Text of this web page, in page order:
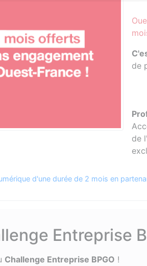
de
de
d'une durée de 2 mois en
Entreprise
Challenge Entreprise BPGO !